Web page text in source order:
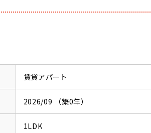
賃貸アパート
2026/09 （築0年）
1LDK